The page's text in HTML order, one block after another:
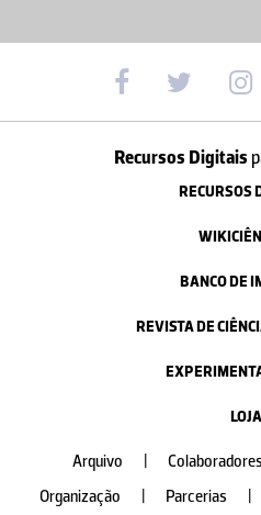
Recursos Digitais
RECURSOS
BANCO DE
REVISTA DE
LOJA
Arquivo Colaboradores
Organização
Parcerias